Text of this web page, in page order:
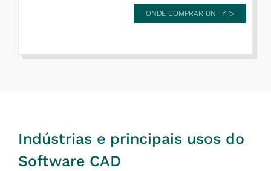
ONDE COMPRAR UNITY ▷
Indústrias e principais usos do
Software CAD